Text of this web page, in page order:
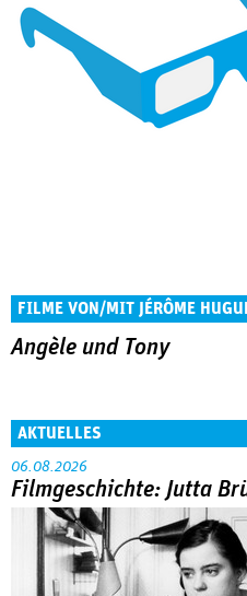
FILME VON/MIT JÉRÔME
Angèle und Tony
AKTUELLES
06.08.2026
Filmgeschichte: Jutta